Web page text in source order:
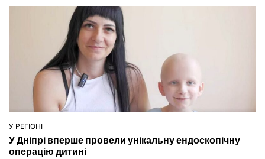
ОПУБЛІКУВАТИ
У
У РЕГІОНІ
У Дніпрі вперше провели унікальну ендоскопічну
операцію дитині